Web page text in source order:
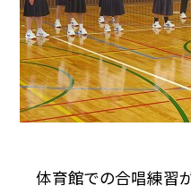
体育館での合唱練習